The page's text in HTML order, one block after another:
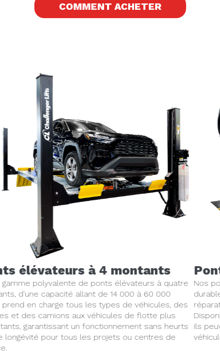
COMMENT ACHETER
Ponts élévateurs à ciseaux
Nos ponts élévateurs à ciseaux sont conçus pour être
durables et performants. Ils sont parfaits pour les
réparations rapides ou les plans d'étage limités.
Disponibles avec une capacité de 7 700 ou 14 000 livres,
ils peuvent prendre en charge une large gamme de
véhicules qui arrivent dans votre centre de service.